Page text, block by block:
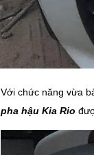
Với chức năng vừa
pha hậu Kia Rio